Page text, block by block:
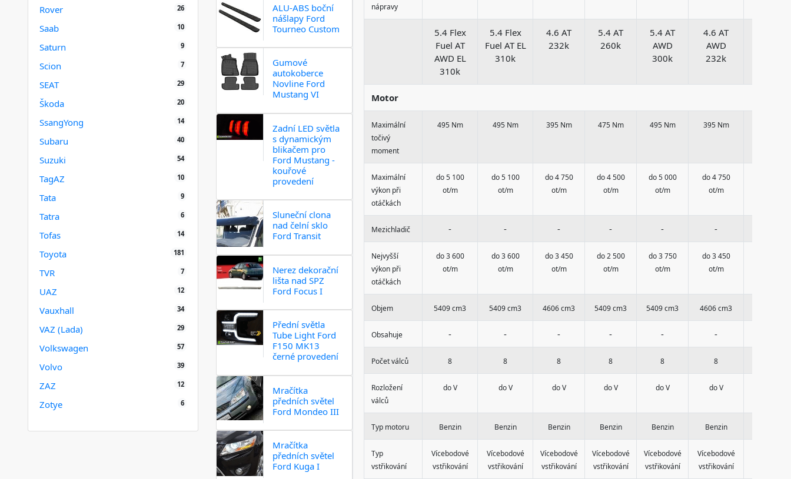
Rover 26
Saab 10
Saturn 9
Scion 7
SEAT 29
Škoda 20
SsangYong 14
Subaru 40
Suzuki 54
TagAZ 10
Tata 9
Tatra 6
Tofas 14
Toyota 181
TVR 7
UAZ 12
Vauxhall 34
VAZ (Lada) 29
Volkswagen 57
Volvo 39
ZAZ 12
Zotye 6
ALU-ABS boční
nášlapy Ford
Tourneo Custom
Gumové
autokoberce
Novline Ford
Mustang VI
Zadní LED světla
s dynamickým
blikačem pro
Ford Mustang -
kouřové
provedení
Sluneční clona
nad čelní sklo
Ford Transit
Nerez dekorační
lišta nad SPZ
Ford Focus I
Přední světla
Tube Light Ford
F150 MK13
černé provedení
Mračítka
předních světel
Ford Mondeo III
Mračítka
předních světel
Ford Kuga I
nápravy
5.4 Flex
Fuel AT
AWD EL
310k
5.4 Flex
Fuel AT EL
310k
4.6 AT
232k
5.4 AT
260k
5.4 AT
AWD
300k
4.6 AT
AWD
232k
Motor
Maximální
točivý
moment
495 Nm 495 Nm 395 Nm 475 Nm 495 Nm 395 Nm
Maximální
výkon při
otáčkách
do 5 100
ot/m
do 5 100
ot/m
do 4 750
ot/m
do 4 500
ot/m
do 5 000
ot/m
do 4 750
ot/m
Mezichladič - - - - - -
Nejvyšší
výkon při
otáčkách
do 3 600
ot/m
do 3 600
ot/m
do 3 450
ot/m
do 2 500
ot/m
do 3 750
ot/m
do 3 450
ot/m
Objem 5409 cm3 5409 cm3 4606 cm3 5409 cm3 5409 cm3 4606 cm3
Obsahuje - - - - - -
Počet válců 8 8 8 8 8 8
Rozložení
válců
do V do V do V do V do V do V
Typ motoru Benzin Benzin Benzin Benzin Benzin Benzin
Typ
vstřikování
Vícebodové
vstřikování
Vícebodové
vstřikování
Vícebodové
vstřikování
Vícebodové
vstřikování
Vícebodové
vstřikování
Vícebodové
vstřikování